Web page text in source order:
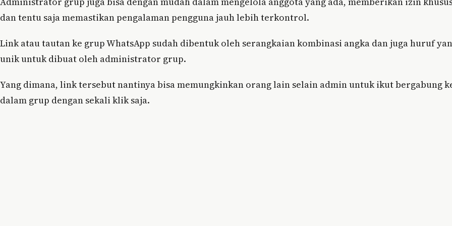
dan tentu saja memastikan pengalaman pengguna jauh lebih terkontrol.
Link atau tautan ke grup WhatsApp sudah dibentuk oleh serangkaian kombinasi angka dan juga huruf
unik untuk dibuat oleh administrator grup.
Yang dimana, link tersebut nantinya bisa memungkinkan orang lain selain admin untuk ikut bergabung
dalam grup dengan sekali klik saja.